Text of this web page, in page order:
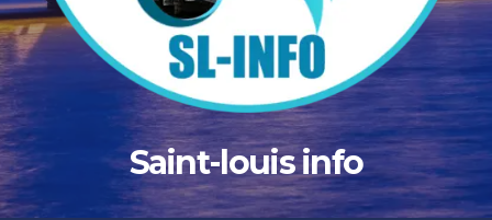
Saint-louis info